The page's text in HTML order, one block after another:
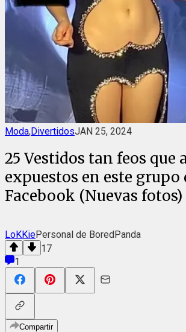
Moda,DivertidosJAN 25, 2024
25 Vestidos tan feos que
expuestos en este grupo
Facebook (Nuevas fotos)
LoKKiePersonal de BoredPanda
17
1
Compartir